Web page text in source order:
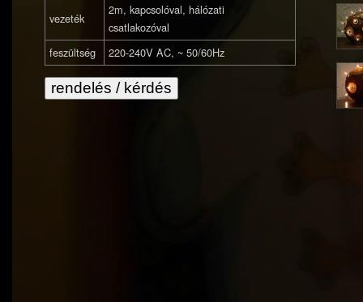
vezeték
2m, kapcsolóval, hálózati
csatlakozóval
feszültség
220-240V AC, ~ 50/60Hz